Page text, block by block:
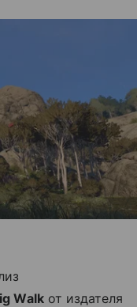
Walkот издателя